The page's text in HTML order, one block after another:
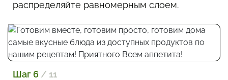
распределяйте равномерным слоем.
Шаг 6 / 11